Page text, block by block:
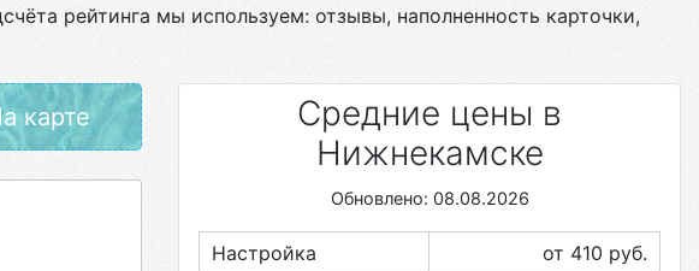
рейтинга мы используем: отзывы, наполненность карточки,
карте
Средние цены в
Нижнекамске
Обновлено: 08.08.2026
Настройка от 410 руб.